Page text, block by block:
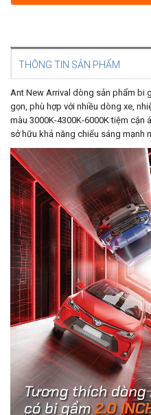
THÔNG TIN SẢN PHẨM
Ant New Arrival dòng sản phẩm bi
gọn, phù hợp với nhiều dòng xe,
màu 3000K-4300K-6000K tiệm cận
sở hữu khả năng chiếu sáng mạnh